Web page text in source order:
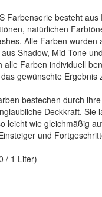
Farbenserie besteht aus
natürlichen
Alle Farben wurden
Shadow, Mid-Tone
alle Farben individuell
gewünschte Ergebnis
bestechen durch
Deckkraft. Sie
leicht wie gleichmäßig
und
/ 1 Liter)